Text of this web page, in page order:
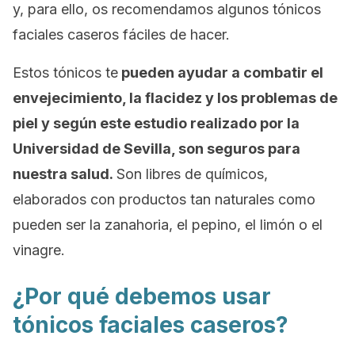
y, para ello, os recomendamos algunos tónicos
faciales caseros fáciles de hacer.
Estos tónicos te pueden ayudar a combatir el
envejecimiento, la flacidez y los problemas de
piel y según este estudio realizado por la
Universidad de Sevilla, son seguros para
nuestra salud. Son libres de químicos,
elaborados con productos tan naturales como
pueden ser la zanahoria, el pepino, el limón o el
vinagre.
¿Por qué debemos usar
tónicos faciales caseros?